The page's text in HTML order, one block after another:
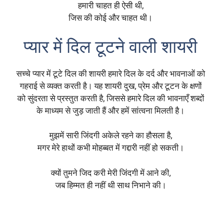
हमारी चाहत ही ऐसी थी,
जिस की कोई और चाहत थी।
प्यार में दिल टूटने वाली शायरी
सच्चे प्यार में टूटे दिल की शायरी हमारे दिल के दर्द और भावनाओं को
गहराई से व्यक्त करती है। यह शायरी दुख, प्रेम और टूटन के क्षणों
को सुंदरता से प्रस्तुत करती है, जिससे हमारे दिल की भावनाएँ शब्दों
के माध्यम से जुड़ जाती हैं और हमें सांत्वना मिलती है।
मुझमें सारी जिंदगी अकेले रहने का हौसला है,
मगर मेरे हाथों कभी मोहब्बत में गद्दारी नहीं हो सकती।
क्यों तुमने जिद करी मेरी जिंदगी में आने की,
जब हिम्मत ही नहीं थी साथ निभाने की।